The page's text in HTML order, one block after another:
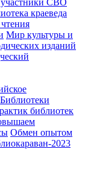
участники СВО
краеведа
Мир культуры и
изданий
Библиотеки
библиотек
Обмен опытом
2023